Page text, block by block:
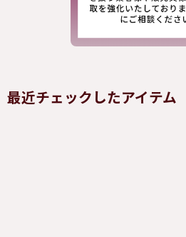
最近チェックしたアイテム